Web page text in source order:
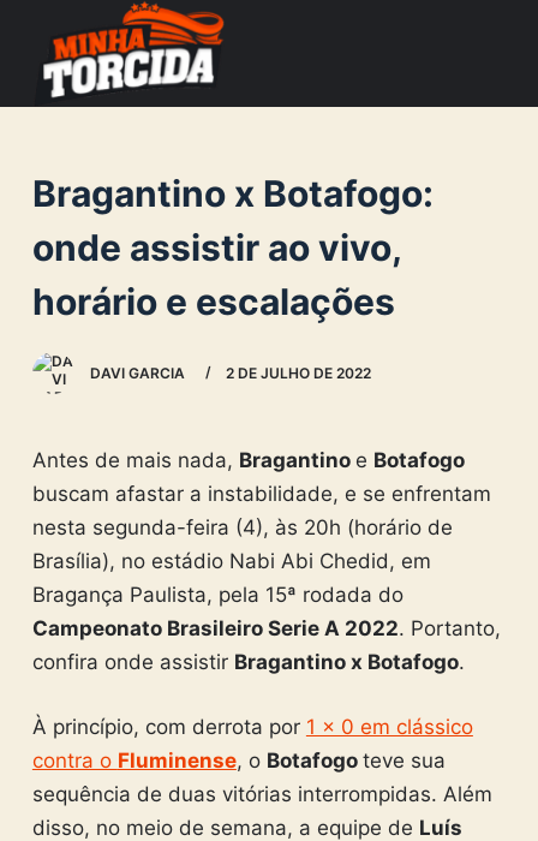
o
e
Bragantino x Botafogo:
onde assistir ao vivo,
horário e escalações
DAVI GARCIA 2 DE JULHO DE 2022
Antes de mais nada, Bragantino e Botafogo
buscam afastar a instabilidade, e se enfrentam
nesta segunda-feira (4), às 20h (horário de
Brasília), no estádio Nabi Abi Chedid, em
Bragança Paulista, pela 15ª rodada do
Campeonato Brasileiro Serie A 2022. Portanto,
confira onde assistir Bragantino x Botafogo.
À princípio, com derrota por 1 x 0 em clássico
contra o Fluminense, o Botafogo teve sua
sequência de duas vitórias interrompidas. Além
disso, no meio de semana, a equipe de Luís